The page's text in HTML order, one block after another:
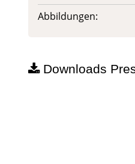
Abbildungen:
Downloads